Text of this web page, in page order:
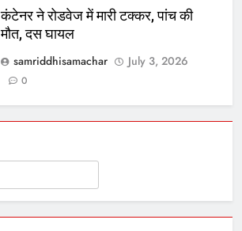
कंटेनर ने रोडवेज में मारी टक्कर, पांच की
मौत, दस घायल
samriddhisamachar
July 3, 2026
0